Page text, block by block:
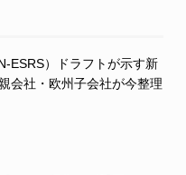
ESRS）ドラフトが示す新
会社・欧州子会社が今整理